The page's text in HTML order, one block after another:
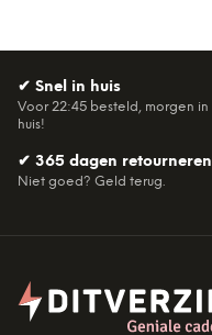
✔ Snel in huis
Voor 22:45 besteld, morgen in
huis!
✔ 365 dagen retourneren
Niet goed? Geld terug.